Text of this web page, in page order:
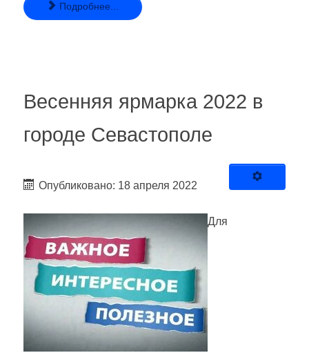
Подробнее...
Весенняя ярмарка 2022 в
городе Севастополе
Опубликовано: 18 апреля 2022
Для